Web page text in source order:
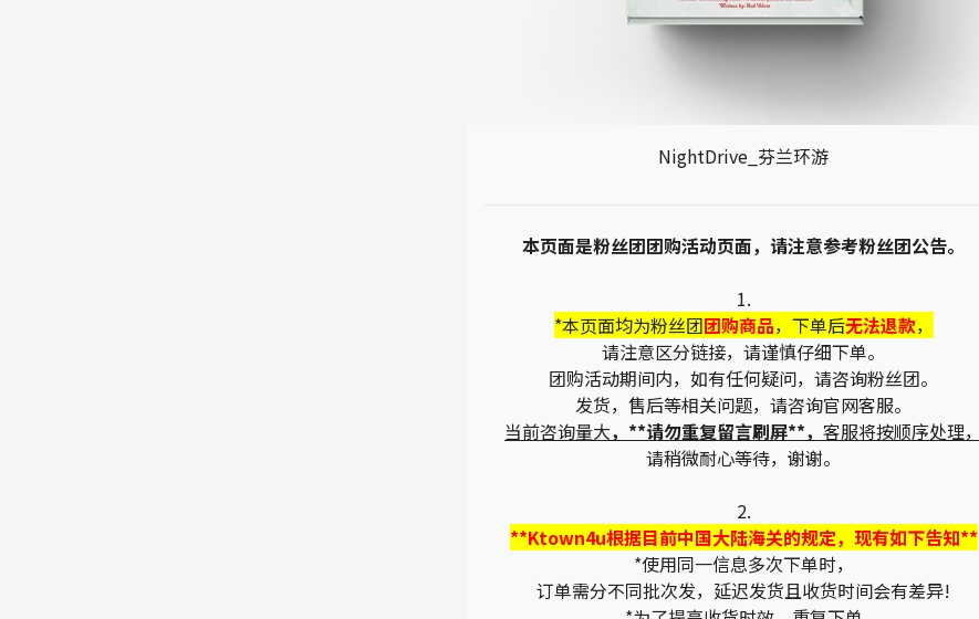
NightDrive_芬兰环游
本页面是粉丝团团购活动页面，请注意参考粉丝团公告。
1.
*本页面均为粉丝团团购商品，下单后无法退款，
请注意区分链接，请谨慎仔细下单。
团购活动期间内，如有任何疑问，请咨询粉丝团。
发货，售后等相关问题，请咨询官网客服。
当前咨询量大，**请勿重复留言刷屏**， 客服将按顺序处理，
请稍微耐心等待，谢谢。
2.
**Ktown4u根据目前中国大陆海关的规定，现有如下告知**
*使用同一信息多次下单时，
订单需分不同批次发，延迟发货且收货时间会有差异!